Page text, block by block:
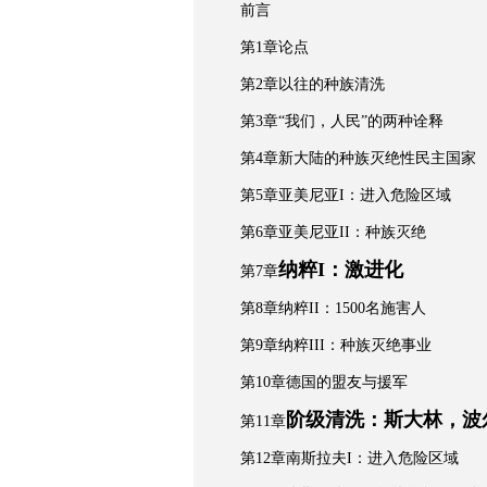
前言
第1章论点
第2章以往的种族清洗
第3章“我们，人民”的两种诠释
第4章新大陆的种族灭绝性民主国家
第5章亚美尼亚I：进入危险区域
第6章亚美尼亚II：种族灭绝
第7章纳粹I：激进化
第8章纳粹II：1500名施害人
第9章纳粹III：种族灭绝事业
第10章德国的盟友与援军
第11章阶级清洗：斯大林，波
第12章南斯拉夫I：进入危险区域